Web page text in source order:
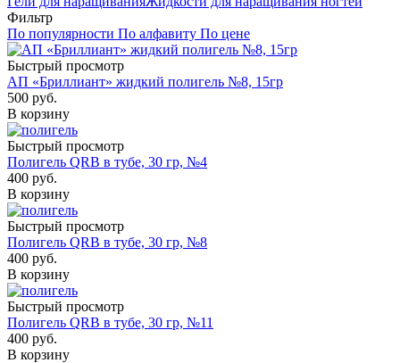
Фильтр
По популярности По алфавиту По цене
Быстрый просмотр
АП «Бриллиант» жидкий полигель №8, 15гр
500 руб.
В корзину
Быстрый просмотр
Полигель QRB в тубе, 30 гр, №4
400 руб.
В корзину
Быстрый просмотр
Полигель QRB в тубе, 30 гр, №8
400 руб.
В корзину
Быстрый просмотр
Полигель QRB в тубе, 30 гр, №11
400 руб.
В корзину